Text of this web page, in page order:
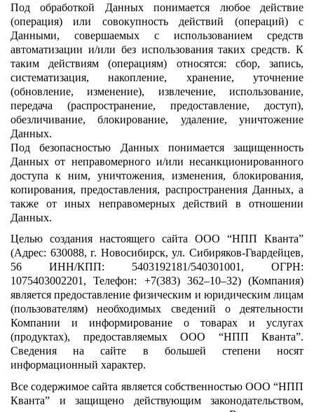
Под обработкой Данных понимается любое действие
(операция) или совокупность действий (операций) с
Данными, совершаемых с использованием средств
автоматизации и/или без использования таких средств. К
таким действиям (операциям) относятся: сбор, запись,
систематизация, накопление, хранение, уточнение
(обновление, изменение), извлечение, использование,
передача (распространение, предоставление, доступ),
обезличивание, блокирование, удаление, уничтожение
Данных.
Под безопасностью Данных понимается защищенность
Данных от неправомерного и/или несанкционированного
доступа к ним, уничтожения, изменения, блокирования,
копирования, предоставления, распространения Данных, а
также от иных неправомерных действий в отношении
Данных.
Целью создания настоящего сайта ООО “НПП Кванта”
(Адрес: 630088, г. Новосибирск, ул. Сибиряков-Гвардейцев,
56 ИНН/КПП: 5403192181/540301001, ОГРН:
1075403002201, Телефон: +7(383) 362–10–32) (Компания)
является предоставление физическим и юридическим лицам
(пользователям) необходимых сведений о деятельности
Компании и информирование о товарах и услугах
(продуктах), предоставляемых ООО “НПП Кванта”.
Сведения на сайте в большей степени носят
информационный характер.
Все содержимое сайта является собственностью ООО “НПП
Кванта” и защищено действующим законодательством,